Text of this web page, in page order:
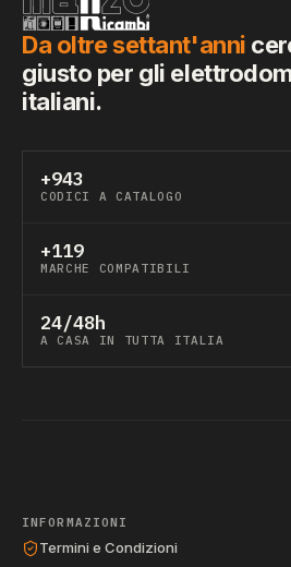
Da oltre settant'anni
giusto per gli
italiani.
+943
CODICI A CATALOGO
+119
MARCHE COMPATIBILI
24/48h
A CASA IN TUTTA ITALIA
INFORMAZIONI
Termini e Condizioni